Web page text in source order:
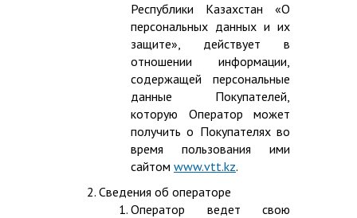
Республики Казахстан «О
персональных данных и их
защите», действует в
отношении информации,
содержащей персональные
данные Покупателей,
которую Оператор может
получить о Покупателях во
время пользования ими
сайтом www.vtt.kz.
Сведения об операторе
Оператор ведет свою